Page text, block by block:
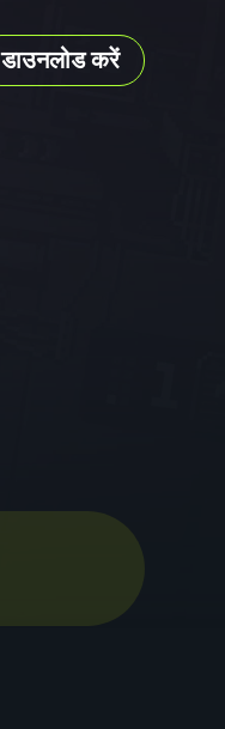
डाउनलोड करें